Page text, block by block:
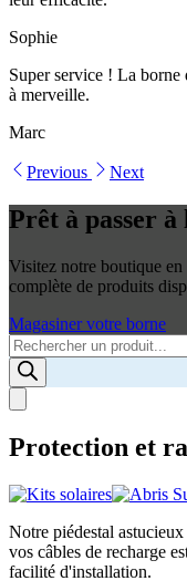
Sophie
Super service ! La
à merveille.
Marc
Previous Next
Prêt à passer
Visitez notre boutique
complète de produits
Magasiner votre borne
Products
search
Protection et
Notre piédestal
vos câbles de recharge
facilité d'installation.